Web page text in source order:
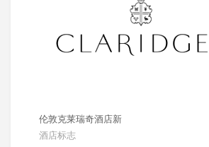
伦敦克莱瑞奇酒店新
酒店标志